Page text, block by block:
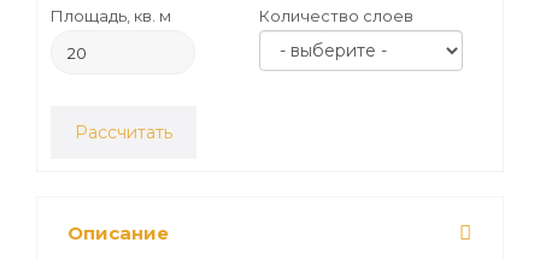
Площадь, кв. м Количество слоев
Рассчитать
Описание